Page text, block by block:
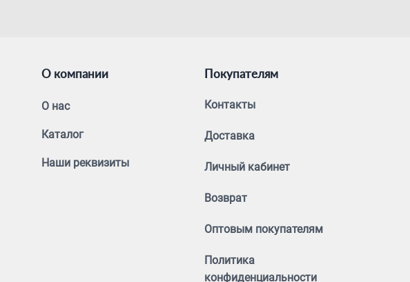
О компании
О нас
Каталог
Наши реквизиты
Покупателям
Контакты
Доставка
Личный кабинет
Возврат
Оптовым покупателям
Политика
конфиденциальности